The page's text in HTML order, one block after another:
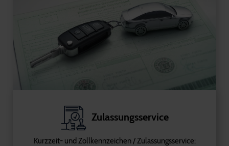
Zulassungsservice
Kurzzeit- und Zollkennzeichen / Zulassungsservice: